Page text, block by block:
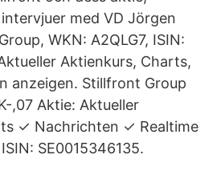
med VD Jörgen
WKN: A2QLG7, ISIN:
Aktienkurs, Charts,
anzeigen. Stillfront Group
,07 Aktie: Aktueller
✓ Nachrichten ✓ Realtime
SE0015346135.